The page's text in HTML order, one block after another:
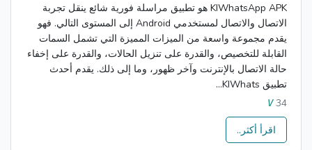
KIWhatsApp APK هو تطبيق مراسلة فورية شائع ينقل تجربة
الاتصال والاتصال لمستخدمي Android إلى المستوى التالي. فهو
يقدم مجموعة واسعة من الميزات المميزة التي تشمل السمات
القابلة للتخصيص، والقدرة على تنزيل الحالات، والقدرة على إخفاء
حالة الاتصال بالإنترنت وآخر ظهور، وما إلى ذلك. يقدم أحدث
تطبيق KIWhats...
V34
اقرأ أكثر..